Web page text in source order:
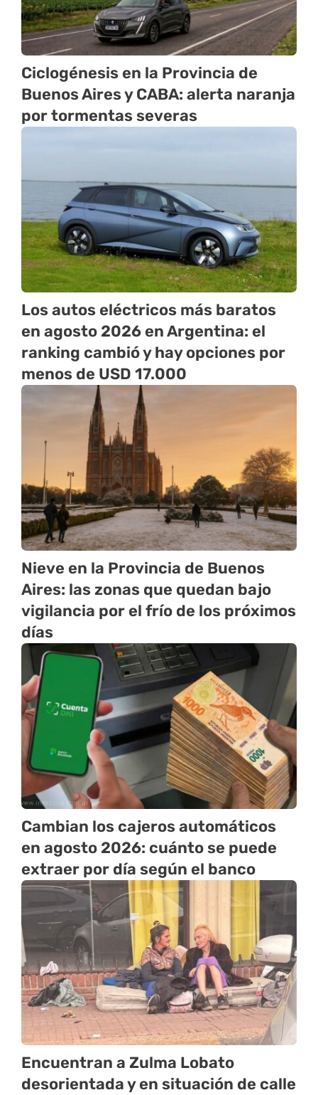
Ciclogénesis en la Provincia de
Buenos Aires y CABA: alerta naranja
por tormentas severas
Los autos eléctricos más baratos
en agosto 2026 en Argentina: el
ranking cambió y hay opciones por
menos de USD 17.000
Nieve en la Provincia de Buenos
Aires: las zonas que quedan bajo
vigilancia por el frío de los próximos
días
Cambian los cajeros automáticos
en agosto 2026: cuánto se puede
extraer por día según el banco
Encuentran a Zulma Lobato
desorientada y en situación de calle